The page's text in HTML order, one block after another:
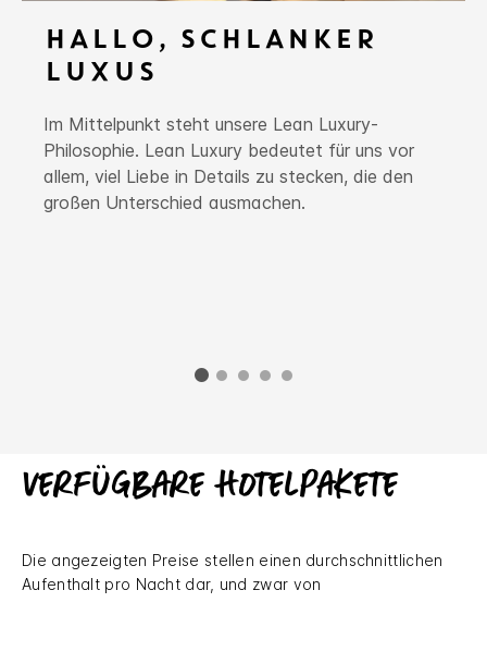
HALLO, SCHLANKER
LUXUS
Im Mittelpunkt steht unsere Lean Luxury-
Philosophie. Lean Luxury bedeutet für uns vor
allem, viel Liebe in Details zu stecken, die den
großen Unterschied ausmachen.
Verfügbare Hotelpakete
Die angezeigten Preise stellen einen durchschnittlichen
Aufenthalt pro Nacht dar, und zwar von